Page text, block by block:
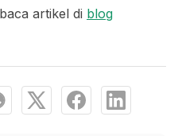
artikel di blog